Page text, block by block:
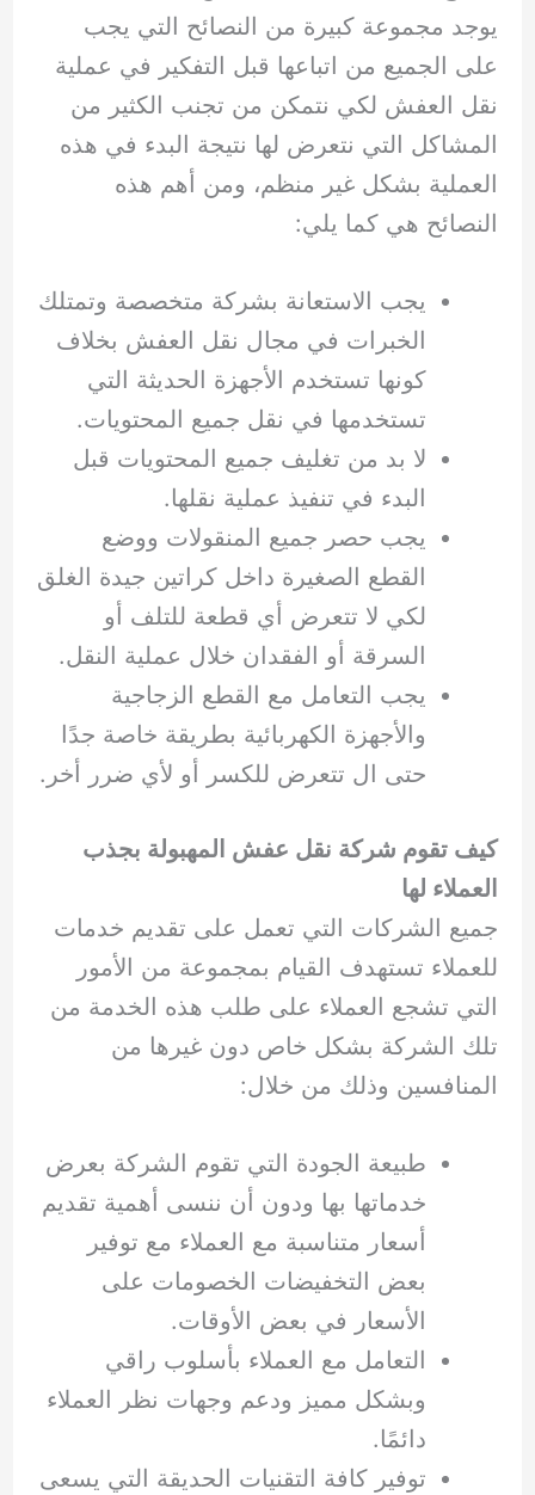
يوجد مجموعة كبيرة من النصائح التي يجب
على الجميع من اتباعها قبل التفكير في عملية
نقل العفش لكي نتمكن من تجنب الكثير من
المشاكل التي نتعرض لها نتيجة البدء في هذه
العملية بشكل غير منظم، ومن أهم هذه
النصائح هي كما يلي:
يجب الاستعانة بشركة متخصصة وتمتلك
الخبرات في مجال نقل العفش بخلاف
كونها تستخدم الأجهزة الحديثة التي
تستخدمها في نقل جميع المحتويات.
لا بد من تغليف جميع المحتويات قبل
البدء في تنفيذ عملية نقلها.
يجب حصر جميع المنقولات ووضع
القطع الصغيرة داخل كراتين جيدة الغلق
لكي لا تتعرض أي قطعة للتلف أو
السرقة أو الفقدان خلال عملية النقل.
يجب التعامل مع القطع الزجاجية
والأجهزة الكهربائية بطريقة خاصة جدًا
حتى ال تتعرض للكسر أو لأي ضرر أخر.
كيف تقوم شركة نقل عفش المهبولة بجذب
العملاء لها
جميع الشركات التي تعمل على تقديم خدمات
للعملاء تستهدف القيام بمجموعة من الأمور
التي تشجع العملاء على طلب هذه الخدمة من
تلك الشركة بشكل خاص دون غيرها من
المنافسين وذلك من خلال:
طبيعة الجودة التي تقوم الشركة بعرض
خدماتها بها ودون أن ننسى أهمية تقديم
أسعار متناسبة مع العملاء مع توفير
بعض التخفيضات الخصومات على
الأسعار في بعض الأوقات.
التعامل مع العملاء بأسلوب راقي
وبشكل مميز ودعم وجهات نظر العملاء
دائمًا.
توفير كافة التقنيات الحديقة التي يسعى